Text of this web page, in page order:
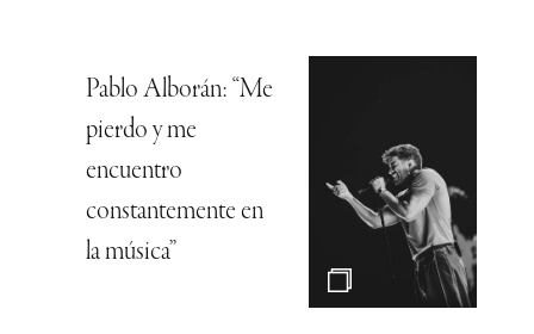
Pablo Alborán: “Me
pierdo y me
encuentro
constantemente en
la música”